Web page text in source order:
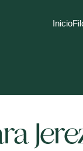
Inicio